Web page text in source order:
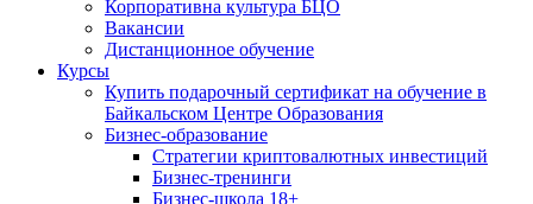
Корпоративна культура БЦО
Вакансии
Дистанционное обучение
Курсы
Купить подарочный сертификат на обучение в
Байкальском Центре Образования
Бизнес-образование
Стратегии криптовалютных инвестиций
Бизнес-тренинги
Бизнес-школа 18+